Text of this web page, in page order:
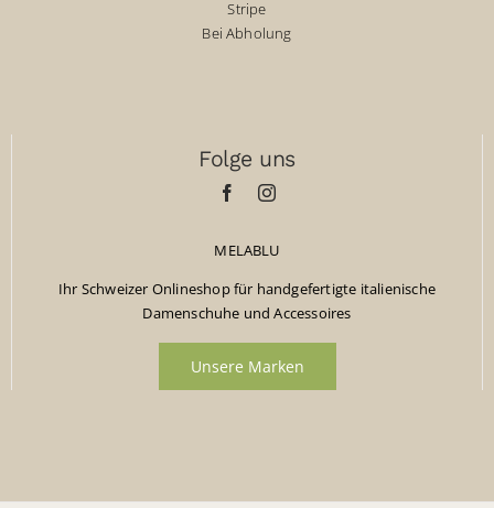
Stripe
Bei Abholung
Folge uns
MELABLU
Ihr Schweizer Onlineshop für handgefertigte italienische
Damenschuhe und Accessoires
Unsere Marken